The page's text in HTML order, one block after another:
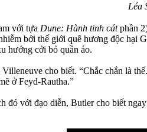
Léa
với tựa Dune: Hành tinh cátphần
bởi thế giới quê hương độc hại
hướng cởi bỏ quần áo.
cho biết. “Chắc chắn là
ở Feyd-Rautha.”
đó với đạo diễn, Butler cho biết